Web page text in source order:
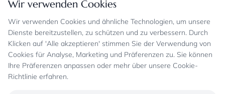
Wir verwenden Cookies
Wir verwenden Cookies und ähnliche Technologien, um unsere
Dienste bereitzustellen, zu schützen und zu verbessern. Durch
Klicken auf 'Alle akzeptieren' stimmen Sie der Verwendung von
Cookies für Analyse, Marketing und Präferenzen zu. Sie können
Ihre Präferenzen anpassen oder mehr über unsere Cookie-
Richtlinie erfahren.
Zahlungsmöglichkeiten
Stoffprobenanfrage
Gutschein
Sicheres Einkaufen und Retoureninfo
FAQ
Jobs
Bekannt aus
Kontakt
Showrooms
Datenschutz
Allgemeine Geschäftsbedingungen
Widerrufsrecht, Widerrufsfolgen
Sicheres Einkaufen
Echte Kundenbewertungen
Überweisung erst kurz vor Lieferung
Oder per PayPal (mit Käuferschutz)
Zahlungsarten